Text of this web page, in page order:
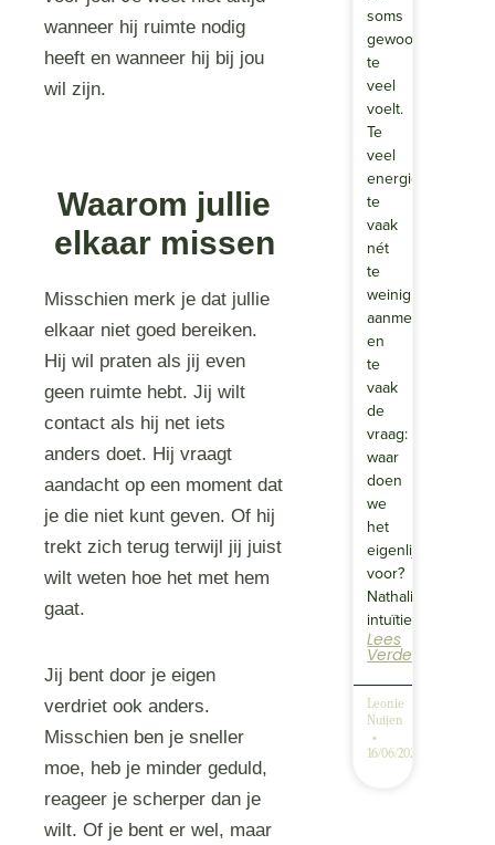
wanneer hij ruimte nodig
heeft en wanneer hij bij jou
wil zijn.
Waarom jullie
elkaar missen
Misschien merk je dat jullie
elkaar niet goed bereiken.
Hij wil praten als jij even
geen ruimte hebt. Jij wilt
contact als hij net iets
anders doet. Hij vraagt
aandacht op een moment dat
je die niet kunt geven. Of hij
trekt zich terug terwijl jij juist
wilt weten hoe het met hem
gaat.
Jij bent door je eigen
verdriet ook anders.
Misschien ben je sneller
moe, heb je minder geduld,
reageer je scherper dan je
wilt. Of je bent er wel, maar
soms
gewoon
te
veel
voelt.
Te
veel
energie,
te
vaak
nét
te
weinig
aanmeldingen
en
te
vaak
de
vraag:
waar
doen
we
het
eigenlijk
voor?
Nathalie’s
intuïtief…
Lees
Verder
Leonie
Nuijen
16/06/2026